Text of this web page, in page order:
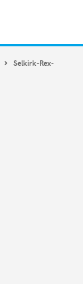
Selkirk-Rex-